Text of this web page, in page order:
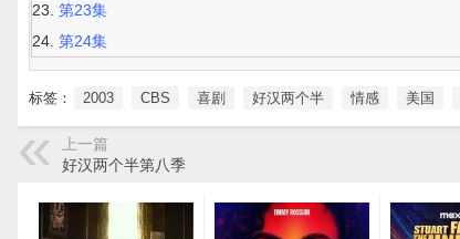
第23集
第24集
标签： 2003 CBS 喜剧 好汉两个半 情感 美国
上一篇
好汉两个半第八季